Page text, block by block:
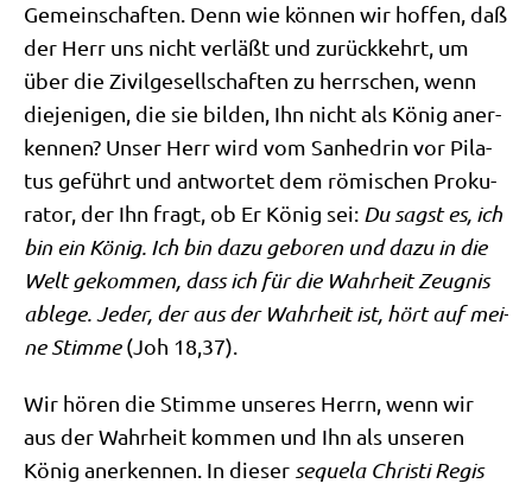
Gemein­schaf­ten. Denn wie kön­nen wir hof­fen, daß
der Herr uns nicht ver­läßt und zurück­kehrt, um
über die Zivil­ge­sell­schaf­ten zu herr­schen, wenn
die­je­ni­gen, die sie bil­den, Ihn nicht als König aner­
ken­nen? Unser Herr wird vom San­he­drin vor Pila­
tus geführt und ant­wor­tet dem römi­schen Pro­ku­
ra­tor, der Ihn fragt, ob Er König sei: Du sagst es, ich
bin ein König. Ich bin dazu gebo­ren und dazu in die
Welt gekom­men, dass ich für die Wahr­heit Zeug­nis
able­ge. Jeder, der aus der Wahr­heit ist, hört auf mei­
ne Stim­me(Joh 18,37).
Wir hören die Stim­me unse­res Herrn, wenn wir
aus der Wahr­heit kom­men und Ihn als unse­ren
König aner­ken­nen. In die­ser seque­la Chri­sti Regis